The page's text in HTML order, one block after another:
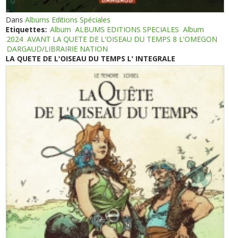
DansAlbums Editions Spéciales
Etiquettes: Album ALBUMS EDITIONS SPECIALES Album
2024 AVANT LA QUETE DE L'OISEAU DU TEMPS 8 L'OMEGON
DARGAUD/LIBRAIRIE NATION
LA QUETE DE L'OISEAU DU TEMPS L' INTEGRALE